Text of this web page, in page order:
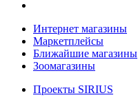
Интернет магазины
Маркетплейсы
Ближайшие магазины
Зоомагазины
Проекты SIRIUS